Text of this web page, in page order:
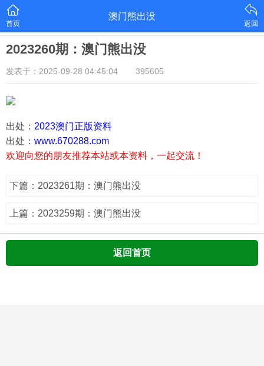
首页
澳门熊出没
返回
2023260期：澳门熊出没
发表于：2025-09-28 04:45:04 395605
出处： 2023澳门正版资料
出处： www.670288.com
欢迎向您的朋友推荐本站或本资料，一起交流！
下篇：2023261期：澳门熊出没
上篇：2023259期：澳门熊出没
返回首页